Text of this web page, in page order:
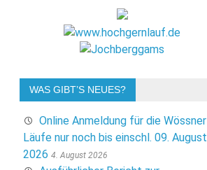
WAS GIBT’S NEUES?
Online Anmeldung für die Wössner
Läufe nur noch bis einschl. 09. August
2026 4. August 2026